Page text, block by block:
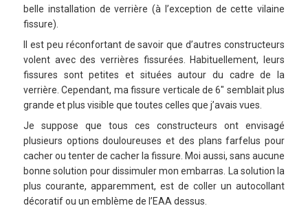
belle installation de verrière (à l’exception de cette vilaine
fissure).
Il est peu réconfortant de savoir que d’autres constructeurs
volent avec des verrières fissurées. Habituellement, leurs
fissures sont petites et situées autour du cadre de la
verrière. Cependant, ma fissure verticale de 6″ semblait plus
grande et plus visible que toutes celles que j’avais vues.
Je suppose que tous ces constructeurs ont envisagé
plusieurs options douloureuses et des plans farfelus pour
cacher ou tenter de cacher la fissure. Moi aussi, sans aucune
bonne solution pour dissimuler mon embarras. La solution la
plus courante, apparemment, est de coller un autocollant
décoratif ou un emblème de l’EAA dessus.